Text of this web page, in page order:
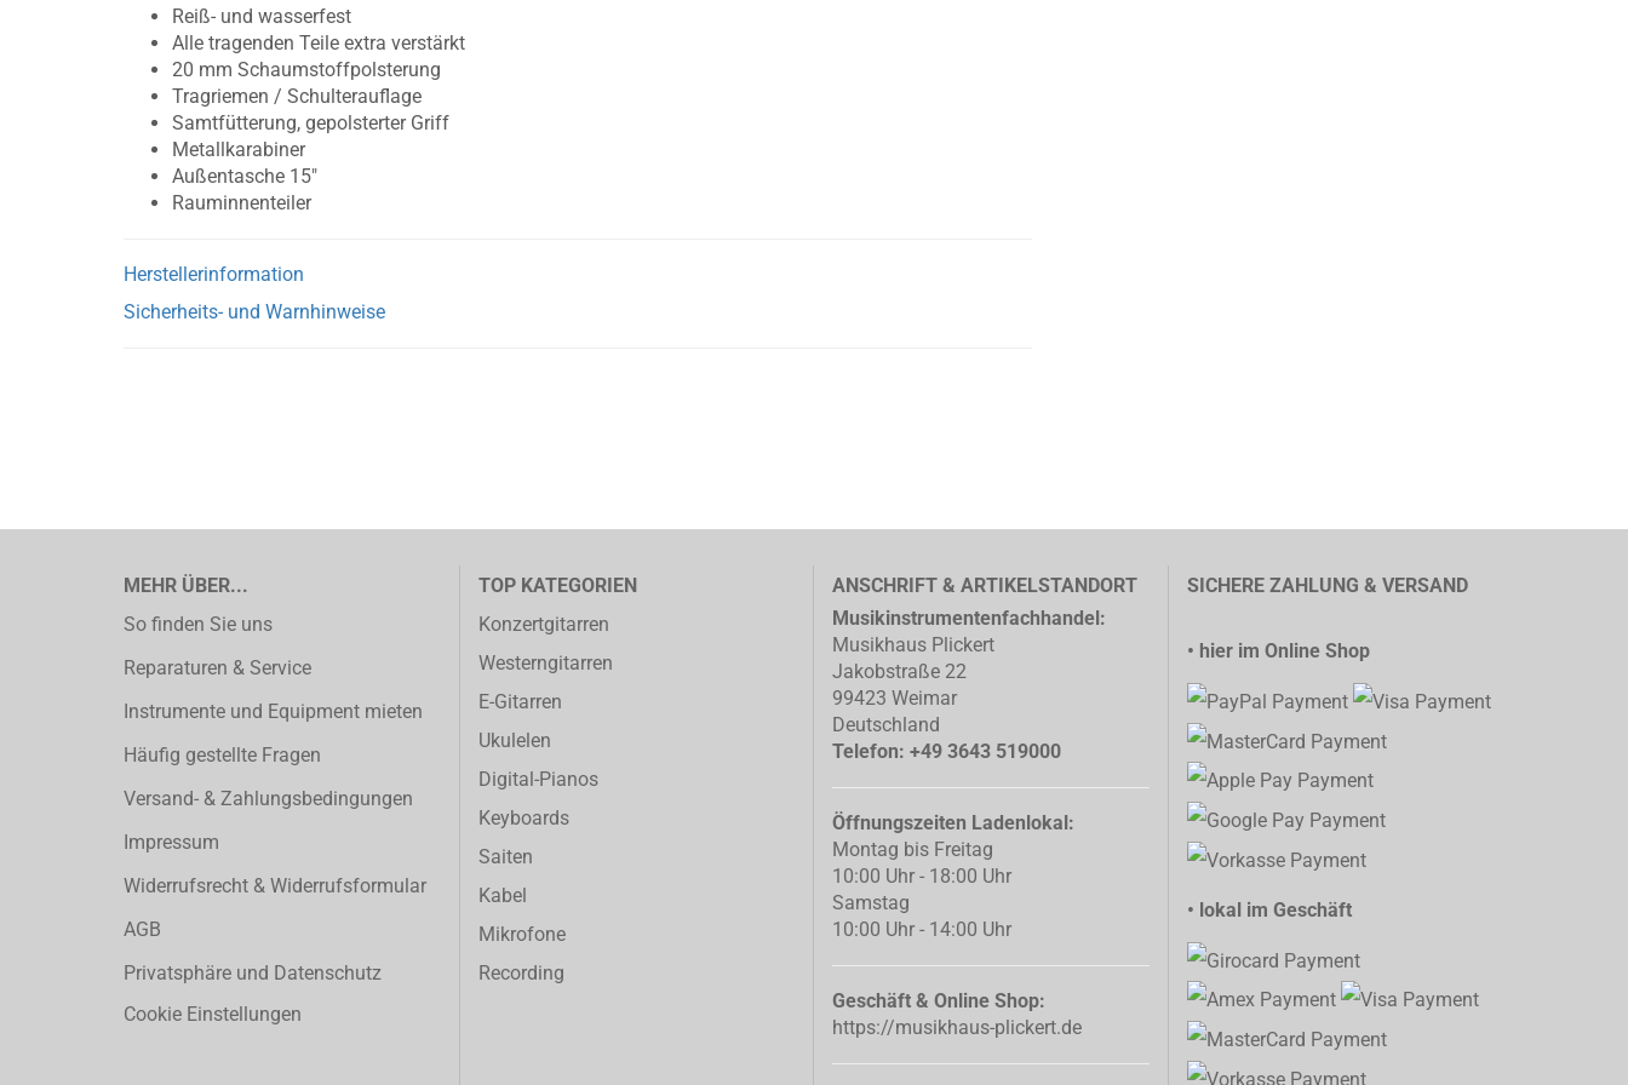
Reiß- und wasserfest
Alle tragenden Teile extra verstärkt
20 mm Schaumstoffpolsterung
Tragriemen / Schulterauflage
Samtfütterung, gepolsterter Griff
Metallkarabiner
Außentasche 15"
Rauminnenteiler
Herstellerinformation
Sicherheits- und Warnhinweise
MEHR ÜBER...
So finden Sie uns
Reparaturen & Service
Instrumente und Equipment mieten
Häufig gestellte Fragen
Versand- & Zahlungsbedingungen
Impressum
Widerrufsrecht & Widerrufsformular
AGB
Privatsphäre und Datenschutz
Cookie Einstellungen
TOP KATEGORIEN
Konzertgitarren
Westerngitarren
E-Gitarren
Ukulelen
Digital-Pianos
Keyboards
Saiten
Kabel
Mikrofone
Recording
ANSCHRIFT & ARTIKELSTANDORT
Musikinstrumentenfachhandel:
Musikhaus Plickert
Jakobstraße 22
99423 Weimar
Deutschland
Telefon: +49 3643 519000
Öffnungszeiten Ladenlokal:
Montag bis Freitag
10:00 Uhr - 18:00 Uhr
Samstag
10:00 Uhr - 14:00 Uhr
Geschäft & Online Shop:
https://musikhaus-plickert.de
SICHERE ZAHLUNG & VERSAND
• hier im Online Shop
• lokal im Geschäft